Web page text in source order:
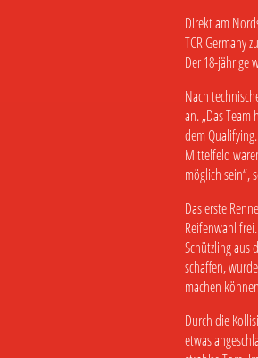
Direkt am
TCR Germany
Der 18-jährige
Nach
an. „Das
dem
Mittelfeld
möglich sein“,
Das erste
Reifenwahl
Schützling aus
schaffen,
machen
Durch die
etwas